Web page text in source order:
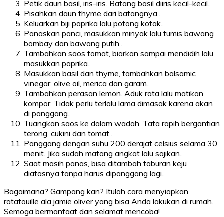
Petik daun basil, iris-iris. Batang basil diiris kecil-kecil..
Pisahkan daun thyme dari batangnya..
Keluarkan biji paprika lalu potong kotak..
Panaskan panci, masukkan minyak lalu tumis bawang
bombay dan bawang putih..
Tambahkan saos tomat, biarkan sampai mendidih lalu
masukkan paprika..
Masukkan basil dan thyme, tambahkan balsamic
vinegar, olive oil, merica dan garam..
Tambahkan perasan lemon. Aduk rata lalu matikan
kompor. Tidak perlu terlalu lama dimasak karena akan
di panggang..
Tuangkan saos ke dalam wadah. Tata rapih bergantian
terong, cukini dan tomat..
Panggang dengan suhu 200 derajat celsius selama 30
menit. Jika sudah matang angkat lalu sajikan..
Saat masih panas, bisa ditambah taburan keju
diatasnya tanpa harus dipanggang lagi..
Bagaimana? Gampang kan? Itulah cara menyiapkan
ratatouille ala jamie oliver yang bisa Anda lakukan di rumah.
Semoga bermanfaat dan selamat mencoba!